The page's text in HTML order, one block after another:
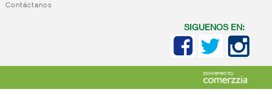
maruca
Contáctanos
SIGUENOS EN: